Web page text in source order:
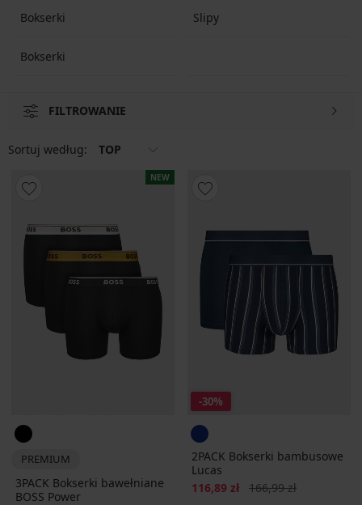
modeli, możesz kupić bieliznę w korzystnym cenowo zestawie.
Bokserki Slipy
Bokserki
FILTROWANIE
Sortuj według: TOP
NEW
PREMIUM
3PACK Bokserki bawełniane
BOSS Power
-30%
2PACK Bokserki bambusowe
Lucas
Zniżka
116,89 zł Pierwotna cena
166,99 zł